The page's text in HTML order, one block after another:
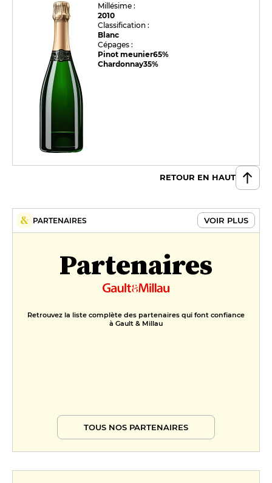
Millésime :
2010
Classification :
Blanc
Cépages :
Pinot meunier65%
Chardonnay35%
RETOUR EN HAUT
PARTENAIRES VOIR PLUS
Partenaires
Retrouvez la liste complète des partenaires qui font confiance
à Gault & Millau
TOUS NOS PARTENAIRES